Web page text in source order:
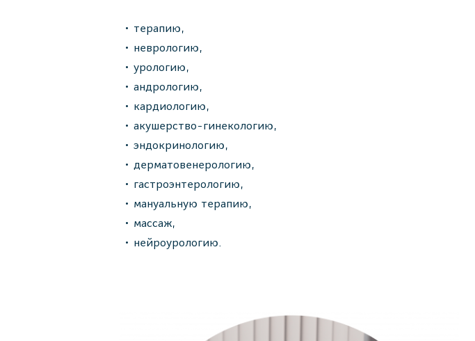
терапию,
неврологию,
урологию,
андрологию,
кардиологию,
акушерство-гинекологию,
эндокринологию,
дерматовенерологию,
гастроэнтерологию,
мануальную терапию,
массаж,
нейроурологию.